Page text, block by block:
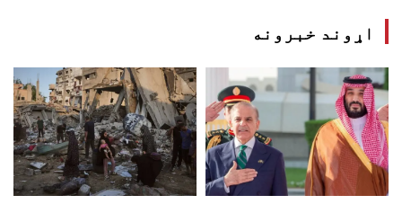
اړوند خبرونه